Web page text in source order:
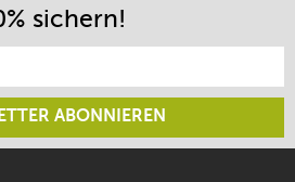
sichern!
ABONNIEREN